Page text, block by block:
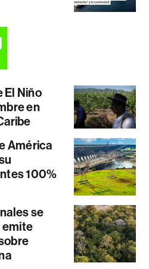
El Niño
en
América
100%
se
emite